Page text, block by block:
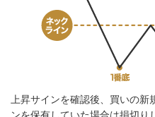
上昇サインを確認後、買いの
ンを保有していた場合は損切り